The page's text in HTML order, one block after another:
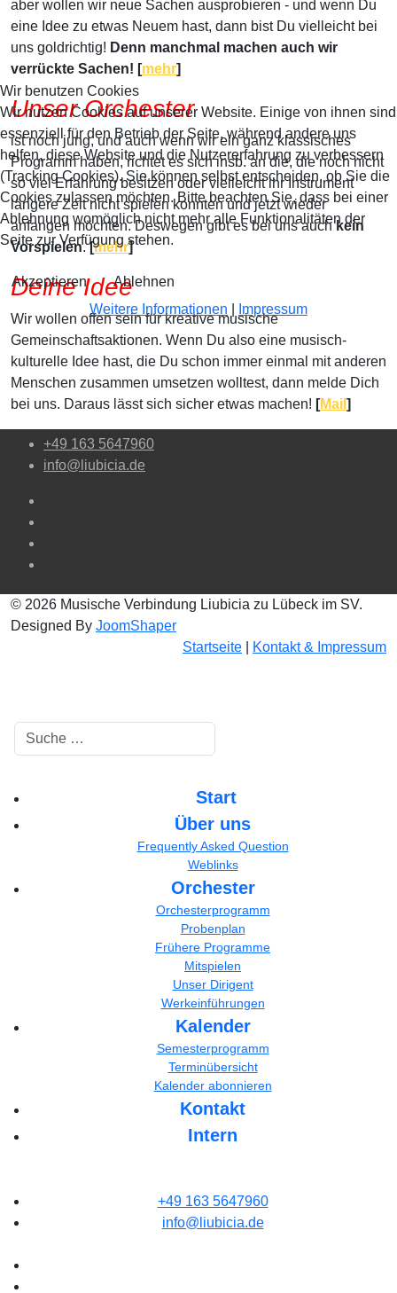
aber wollen wir neue Sachen ausprobieren - und wenn Du
eine Idee zu etwas Neuem hast, dann bist Du vielleicht bei
uns goldrichtig! Denn manchmal machen auch wir
verrückte Sachen! [mehr]
Unser Orchester
ist noch jung, und auch wenn wir ein ganz klassisches
Programm haben, richtet es sich insb. an die, die noch nicht
so viel Erfahrung besitzen oder vielleicht ihr Instrument
längere Zeit nicht spielen konnten und jetzt wieder
anfangen möchten. Deswegen gibt es bei uns auchkein
Vorspielen.[mehr]
Deine Idee
Wir wollen offen sein für kreative musische
Gemeinschaftsaktionen. Wenn Du also eine musisch-
kulturelle Idee hast, die Du schon immer einmal mit anderen
Menschen zusammen umsetzen wolltest, dann melde Dich
bei uns. Daraus lässt sich sicher etwas machen! [Mail ]
+49 163 5647960
info@liubicia.de
© 2026 Musische Verbindung Liubicia zu Lübeck im SV.
Designed By JoomShaper
Startseite
Kontakt & Impressum
Suchen
Start
Über uns
Frequently Asked Question
Weblinks
Orchester
Orchesterprogramm
Probenplan
Frühere Programme
Mitspielen
Unser Dirigent
Werkeinführungen
Kalender
Semesterprogramm
Terminübersicht
Kalender abonnieren
Kontakt
Intern
+49 163 5647960
info@liubicia.de
Wir benutzen Cookies
Wir nutzen Cookies auf unserer Website. Einige von ihnen sind
essenziell für den Betrieb der Seite, während andere uns
helfen, diese Website und die Nutzererfahrung zu verbessern
(Tracking Cookies). Sie können selbst entscheiden, ob Sie die
Cookies zulassen möchten. Bitte beachten Sie, dass bei einer
Ablehnung womöglich nicht mehr alle Funktionalitäten der
Seite zur Verfügung stehen.
Akzeptieren
Ablehnen
Weitere Informationen
Impressum